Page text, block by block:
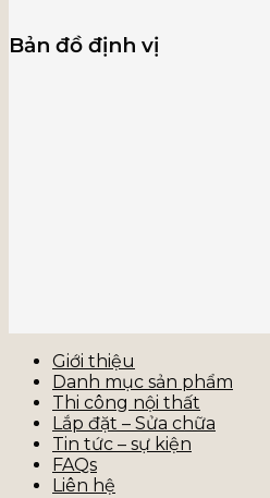
Bản đồ định vị
Giới thiệu
Danh mục sản phẩm
Thi công nội thất
Lắp đặt – Sửa chữa
Tin tức – sự kiện
FAQs
Liên hệ